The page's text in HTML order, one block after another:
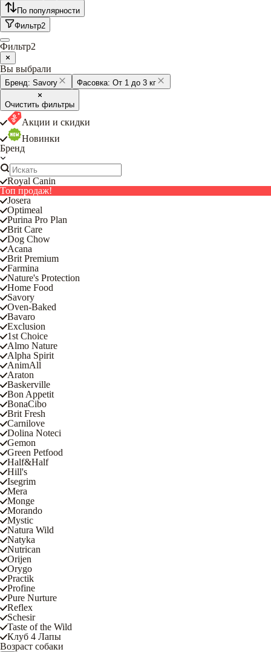
По популярности
Фильтр2
Фильтр2
Вы выбрали
Бренд: Savory Фасовка: От 1 до 3 кг
Очистить фильтры
Акции и скидки
Новинки
Бренд
Royal Canin
Топ продаж!
Josera
Optimeal
Purina Pro Plan
Brit Care
Dog Chow
Acana
Brit Premium
Farmina
Nature's Protection
Home Food
Savory
Oven-Baked
Bavaro
Exclusion
1st Choice
Almo Nature
Alpha Spirit
AnimAll
Araton
Baskerville
Bon Appetit
BonaCibo
Brit Fresh
Carnilove
Dolina Noteci
Gemon
Green Petfood
Half&Half
Hill's
Isegrim
Mera
Monge
Morando
Mystic
Natura Wild
Natyka
Nutrican
Orijen
Orygo
Practik
Profine
Pure Nurture
Reflex
Schesir
Taste of the Wild
Клуб 4 Лапы
Возраст собаки